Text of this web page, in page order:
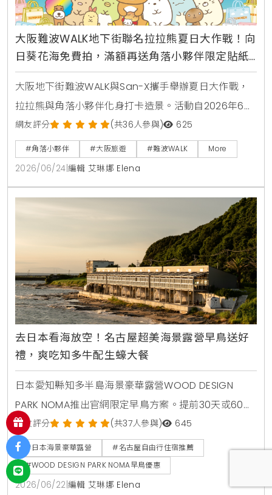
大阪難波WALK地下街聯名拉拉熊夏日大作戰！向
日葵花海免費拍，滿額再送角落小夥伴限定貼紙
與團扇
大阪地下街難波WALK與San-X攜手舉辦夏日大作戰，
拉拉熊與角落小夥伴化身打卡造景。活動自2026年6月
24日起開跑，現場規劃向日葵花園、秋季庭園與期間限
定快閃店，消費滿額還送角色貼紙與團扇。
網友評分 (共36人參與) 625
#角落小夥伴 #大阪旅遊 #難波WALK More
2026/06/24 編輯 艾琳娜 Elena
去日本看海放空！名古屋超美海景露營早鳥送好
禮，爽吃知多牛配生蠔大餐
日本愛知縣知多半島海景豪華露營WOOD DESIGN
PARK NOMA推出官網限定早鳥方案。提前30天或60天
訂房享專屬優惠，住宿包含知多牛沙朗牛排與生蠔海陸
烤肉晚餐，適合名古屋自由行安排。
網友評分 (共37人參與) 645
#日本海景豪華露營
#名古屋自由行住宿推薦
#WOOD DESIGN PARK NOMA早鳥優惠
2026/06/22 編輯 艾琳娜 Elena